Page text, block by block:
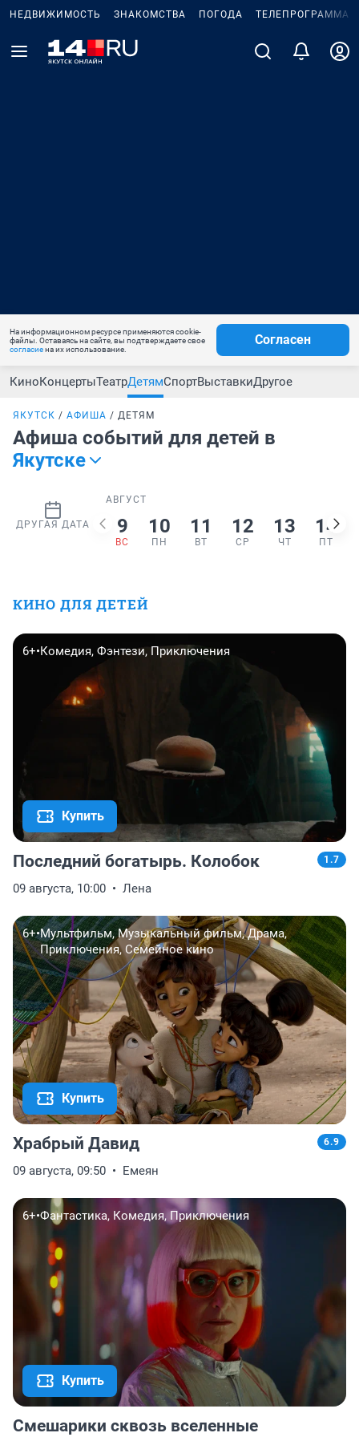
НЕДВИЖИМОСТЬ ЗНАКОМСТВА ПОГОДА ТЕЛЕПРОГРАММА
На информационном ресурсе применяются cookie-
файлы. Оставаясь на сайте, вы подтверждаете свое
согласиена их использование.
Согласен
КиноКонцертыТеатрДетямСпортВыставкиДругое
ЯКУТСК АФИША ДЕТЯМ
Афиша событий для детей в
Якутске
ДРУГАЯ ДАТА
АВГУСТ
9
ВС
10
ПН
11
ВТ
12
СР
13
ЧТ
14
ПТ
КИНО ДЛЯ ДЕТЕЙ
6+•Комедия, Фэнтези, Приключения
Купить
Последний богатырь. Колобок 1.7
09 августа, 10:00 Лена
6+•Мультфильм, Музыкальный фильм, Драма,
Приключения, Семейное кино
Купить
Храбрый Давид 6.9
09 августа, 09:50 Емеян
6+•Фантастика, Комедия, Приключения
Купить
Смешарики сквозь вселенные